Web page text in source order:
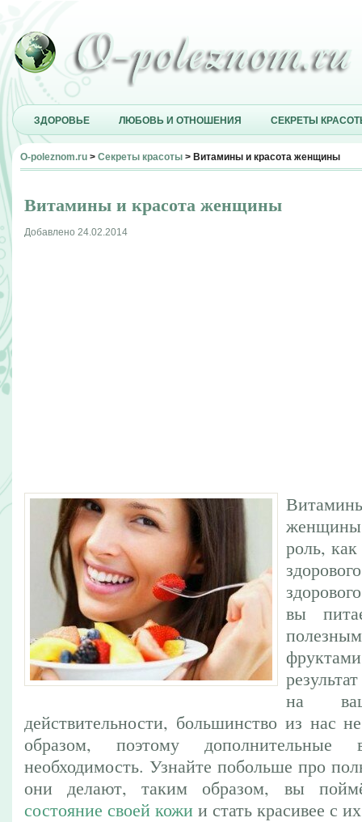
ЗДОРОВЬЕ ЛЮБОВЬ И ОТНОШЕНИЯ СЕКРЕТЫ
O-poleznom.ru > Секреты красоты > Витамины и красота женщины
Витамины и красота женщины
Добавлено 24.02.2014
роль,
вы
на
действительности, большинство из нас
образом, поэтому
необходимость. Узнайте побольше про
они делают, таким образом, вы
состояние своей кожи и стать красивее с